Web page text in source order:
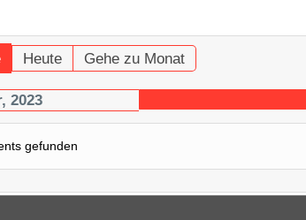
Heute Gehe zu Monat
2023
gefunden